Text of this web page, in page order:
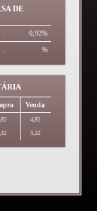
DE
0,92%
%
Venda
4,85
5,32